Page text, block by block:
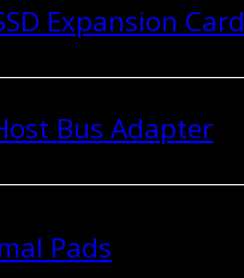
Expansion Card
Bus Adapter
Pads